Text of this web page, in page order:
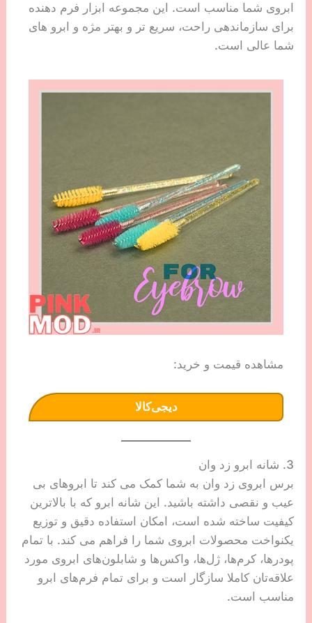
ابروی شما مناسب است. این مجموعه ابزار فرم دهنده
برای سازماندهی راحت، سریع تر و بهتر مژه و ابرو های
شما عالی است.
مشاهده قیمت و خرید:
دیجی‌کالا
3. شانه ابرو زد وان
برس ابروی زد وان به شما کمک می کند تا ابروهای بی
عیب و نقصی داشته باشید. این شانه ابرو که با بالاترین
کیفیت ساخته شده است، امکان استفاده دقیق و توزیع
یکنواخت محصولات ابروی شما را فراهم می کند. با تمام
پودرها، کرم‌ها، ژل‌ها، واکس‌ها و شابلون‌های ابروی مورد
علاقه‌تان کاملا سازگار است و برای تمام فرم‌های ابرو
مناسب است.